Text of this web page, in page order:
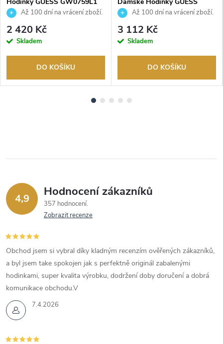
Hodinky GUESS GW0759L1
Až 100 dní na vrácení zboží.
Autorizovaný prodejce.
2 420 Kč
Skladem
DO KOŠÍKU
Dámské Hodinky GUESS
GW1027L3
Až 100 dní na vrácení zboží.
Autorizovaný prodejce.
3 112 Kč
Skladem
DO KOŠÍKU
4,9 Hodnocení zákazníků
357 hodnocení
Zobrazit recenze
7.4.2026
Obchod jsem si vybral díky kladným recenzím ověřených zákazníků,
a byl jsem take spokojen jak s perfektně originál zabalenými
hodinkami, super kvalita výrobku, dodržení doby doručení a dobrá
komunikace obchodu.V